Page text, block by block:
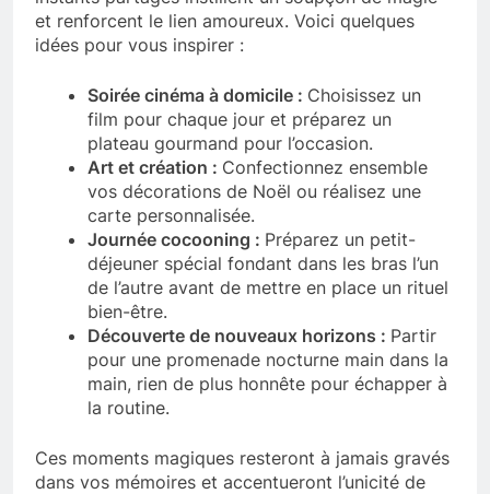
et renforcent le lien amoureux. Voici quelques
idées pour vous inspirer :
Soirée cinéma à domicile : Choisissez un
film pour chaque jour et préparez un
plateau gourmand pour l’occasion.
Art et création : Confectionnez ensemble
vos décorations de Noël ou réalisez une
carte personnalisée.
Journée cocooning : Préparez un petit-
déjeuner spécial fondant dans les bras l’un
de l’autre avant de mettre en place un rituel
bien-être.
Découverte de nouveaux horizons : Partir
pour une promenade nocturne main dans la
main, rien de plus honnête pour échapper à
la routine.
Ces moments magiques resteront à jamais gravés
dans vos mémoires et accentueront l’unicité de